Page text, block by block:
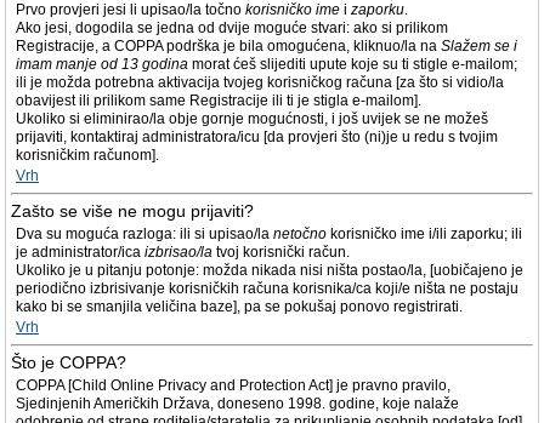
Prvo provjeri jesi li upisao/la točno korisničko ime i zaporku.
Ako jesi, dogodila se jedna od dvije moguće stvari: ako si prilikom
Registracije, a COPPA podrška je bila omogućena, kliknuo/la na Slažem se i
imam manje od 13 godina morat ćeš slijediti upute koje su ti stigle e-mailom;
ili je možda potrebna aktivacija tvojeg korisničkog računa [za što si vidio/la
obavijest ili prilikom same Registracije ili ti je stigla e-mailom].
Ukoliko si eliminirao/la obje gornje mogućnosti, i još uvijek se ne možeš
prijaviti, kontaktiraj administratora/icu [da provjeri što (ni)je u redu s tvojim
korisničkim računom].
Vrh
Zašto se više ne mogu prijaviti?
Dva su moguća razloga: ili si upisao/la netočno korisničko ime i/ili zaporku; ili
je administrator/ica izbrisao/la tvoj korisnički račun.
Ukoliko je u pitanju potonje: možda nikada nisi ništa postao/la, [uobičajeno je
periodično izbrisivanje korisničkih računa korisnika/ca koji/e ništa ne postaju
kako bi se smanjila veličina baze], pa se pokušaj ponovo registrirati.
Vrh
Što je COPPA?
COPPA [Child Online Privacy and Protection Act] je pravno pravilo,
Sjedinjenih Američkih Država, doneseno 1998. godine, koje nalaže